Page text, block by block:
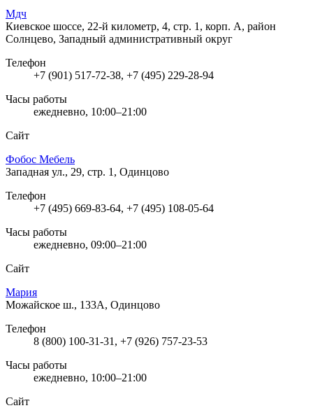
Мдч
Киевское шоссе, 22-й километр, 4, стр. 1, корп. А, район
Солнцево, Западный административный округ
Телефон
+7 (901) 517-72-38, +7 (495) 229-28-94
Часы работы
ежедневно, 10:00–21:00
Сайт
Фобос Мебель
Западная ул., 29, стр. 1, Одинцово
Телефон
+7 (495) 669-83-64, +7 (495) 108-05-64
Часы работы
ежедневно, 09:00–21:00
Сайт
Мария
Можайское ш., 133А, Одинцово
Телефон
8 (800) 100-31-31, +7 (926) 757-23-53
Часы работы
ежедневно, 10:00–21:00
Сайт